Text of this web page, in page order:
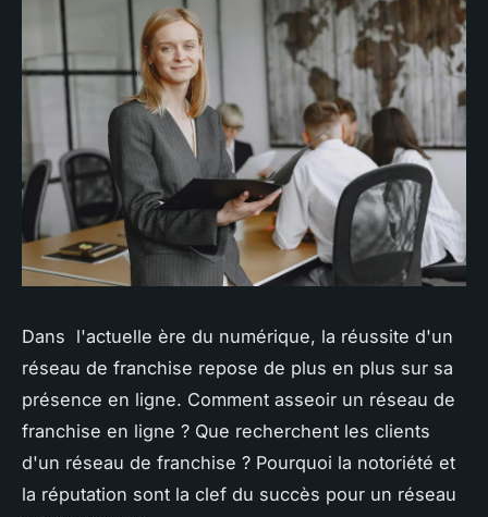
Dans l'actuelle ère du numérique, la réussite d'un
réseau de franchise repose de plus en plus sur sa
présence en ligne. Comment asseoir un réseau de
franchise en ligne ? Que recherchent les clients
d'un réseau de franchise ? Pourquoi la notoriété et
la réputation sont la clef du succès pour un réseau